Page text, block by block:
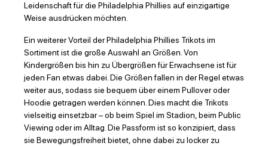
Leidenschaft für die Philadelphia Phillies auf einzigartige
Weise ausdrücken möchten.
Ein weiterer Vorteil der Philadelphia Phillies Trikots im
Sortiment ist die große Auswahl an Größen. Von
Kindergrößen bis hin zu Übergrößen für Erwachsene ist für
jeden Fan etwas dabei. Die Größen fallen in der Regel etwas
weiter aus, sodass sie bequem über einem Pullover oder
Hoodie getragen werden können. Dies macht die Trikots
vielseitig einsetzbar – ob beim Spiel im Stadion, beim Public
Viewing oder im Alltag. Die Passform ist so konzipiert, dass
sie Bewegungsfreiheit bietet, ohne dabei zu locker zu